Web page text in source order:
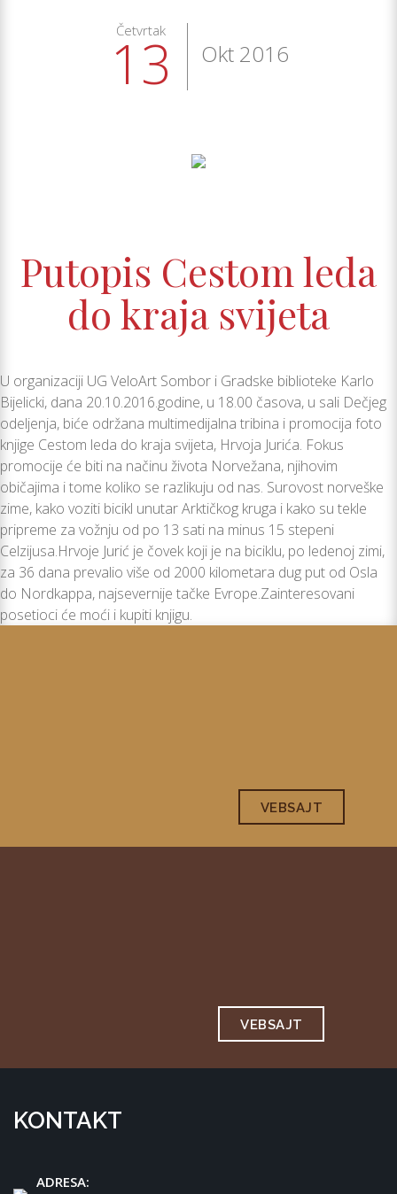
Četvrtak
13 Okt 2016
Putopis Cestom leda
do kraja svijeta
U organizaciji UG VeloArt Sombor i Gradske biblioteke Karlo
Bijelicki, dana 20.10.2016.godine, u 18.00 časova, u sali Dečjeg
odeljenja, biće održana multimedijalna tribina i promocija foto
knjige Cestom leda do kraja svijeta, Hrvoja Jurića. Fokus
promocije će biti na načinu života Norvežana, njihovim
običajima i tome koliko se razlikuju od nas. Surovost norveške
zime, kako voziti bicikl unutar Arktičkog kruga i kako su tekle
pripreme za vožnju od po 13 sati na minus 15 stepeni
Celzijusa.Hrvoje Jurić je čovek koji je na biciklu, po ledenoj zimi,
za 36 dana prevalio više od 2000 kilometara dug put od Osla
do Nordkappa, najsevernije tačke Evrope.Zainteresovani
posetioci će moći i kupiti knjigu.
VEBSAJT
VEBSAJT
KONTAKT
ADRESA: